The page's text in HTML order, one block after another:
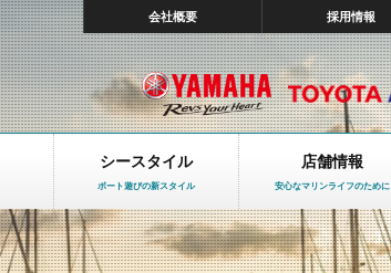
会社概要 採用情報
シースタイル
ボート遊びの新スタイル
店舗情報
安心なマリンライフのために